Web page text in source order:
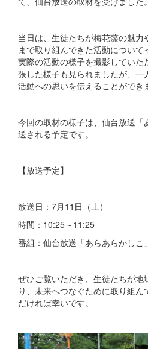
当日は、生徒たちが梅花藻の魅
まで取り組んできた活動について
実際の活動の様子を撮影していた
張した様子も見られましたが、
活動への思いを伝えることができ
今回の取材の様子は、仙台放送
送される予定です。
【放送予定】
放送日：7月11日（土）
時間：10:25～11:25
番組：仙台放送「あらあらかしこ」
ぜひご覧いただき、生徒たちが地
り、未来へつなぐために取り組
だければ幸いです。